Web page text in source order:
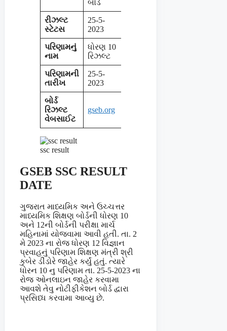
બોર્ડ
રીઝલ્ટ
સ્ટેટસ
25-5-
2023
પરિણામનું
નામ
ધોરણ 10
રિઝલ્ટ
પરિણામની
તારીખ
25-5-
2023
બોર્ડ
રિઝલ્ટ
વેબસાઈટ
gseb.org
ssc result
GSEB SSC RESULT
DATE
ગુજરાત માધ્યમિક અને ઉચ્ચત્તર
માધ્યમિક શિક્ષણ બોર્ડની ધોરણ 10
અને 12ની બોર્ડની પરીક્ષા માર્ચ
મહિનામાં યોજવામા આવી હતી. તા. 2
મે 2023 ના રોજ ધોરણ 12 વિજ્ઞાન
પ્રવાહનું પરિણામ શિક્ષણ મંત્રી શ્રી
કુબેર ડીંડોરે જાહેર કર્યું હતું. ત્યારે
ધોરન 10 નુ પરિણામ તા. 25-5-2023 ના
રોજ ઓનલાઇન જાહેર કરવામા
આવશે તેવુ નોટીફીકેશન બોર્ડ દ્વારા
પ્રસિધ્ધ કરવામા આવ્યુ છે.